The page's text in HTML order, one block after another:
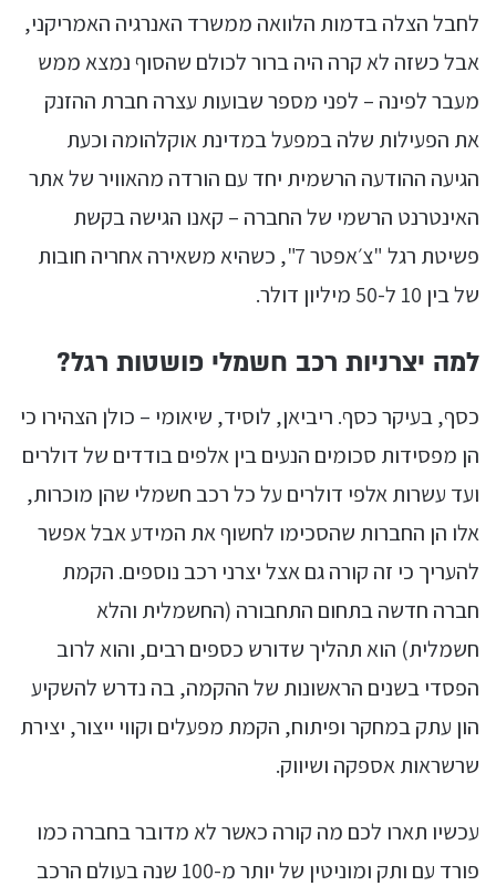
לחבל הצלה בדמות הלוואה ממשרד האנרגיה האמריקני,
אבל כשזה לא קרה היה ברור לכולם שהסוף נמצא ממש
מעבר לפינה – לפני מספר שבועות עצרה חברת ההזנק
את הפעילות שלה במפעל במדינת אוקלהומה וכעת
הגיעה ההודעה הרשמית יחד עם הורדה מהאוויר של אתר
האינטרנט הרשמי של החברה – קאנו הגישה בקשת
פשיטת רגל "צ׳אפטר 7", כשהיא משאירה אחריה חובות
של בין 10 ל-50 מיליון דולר.
למה יצרניות רכב חשמלי פושטות רגל?
כסף, בעיקר כסף. ריביאן, לוסיד, שיאומי – כולן הצהירו כי
הן מפסידות סכומים הנעים בין אלפים בודדים של דולרים
ועד עשרות אלפי דולרים על כל רכב חשמלי שהן מוכרות,
אלו הן החברות שהסכימו לחשוף את המידע אבל אפשר
להעריך כי זה קורה גם אצל יצרני רכב נוספים. הקמת
חברה חדשה בתחום התחבורה (החשמלית והלא
חשמלית) הוא תהליך שדורש כספים רבים, והוא לרוב
הפסדי בשנים הראשונות של ההקמה, בה נדרש להשקיע
הון עתק במחקר ופיתוח, הקמת מפעלים וקווי ייצור, יצירת
שרשראות אספקה ושיווק.
עכשיו תארו לכם מה קורה כאשר לא מדובר בחברה כמו
פורד עם ותק ומוניטין של יותר מ-100 שנה בעולם הרכב